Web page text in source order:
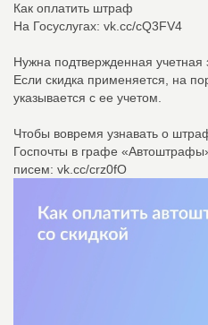
Как оплатить штраф
На Госуслугах: vk.cc/cQ3FV4
Нужна подтвержденная учетная
Если скидка применяется, на
указывается с ее учетом.
Чтобы вовремя узнавать о
Госпочты в графе
писем: vk.cc/crz0fO